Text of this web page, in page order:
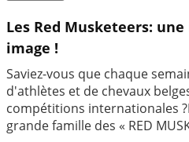
Les Red Musketeers:
image !
Saviez-vous que chaque
d'athlètes et de chevaux
compétitions internationales
grande famille des « RED